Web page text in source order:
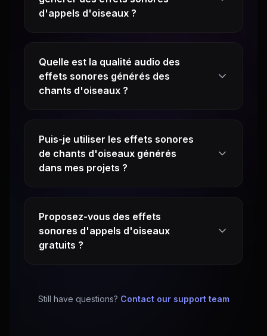
d'appels d'oiseaux ?
Quelle est la qualité audio des
effets sonores générés des
chants d'oiseaux ?
Puis-je utiliser les effets sonores
de chants d'oiseaux générés
dans mes projets ?
Proposez-vous des effets
sonores d'appels d'oiseaux
gratuits ?
Still have questions? Contact our support team